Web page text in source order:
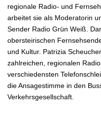
regionale Radio- und
arbeitet sie als Moderatorin
Sender Radio Grün Weiß.
obersteirischen
und Kultur. Patrizia
zahlreichen, regionalen
verschiedensten
die Ansagestimme in den
Verkehrsgesellschaft.